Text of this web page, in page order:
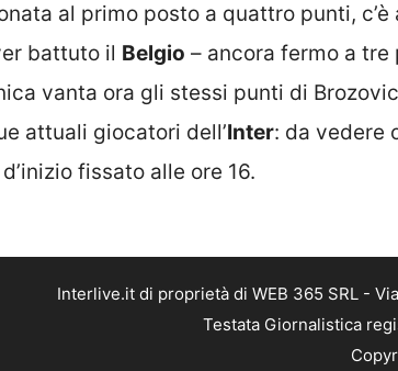
al primo posto a quattro punti, c’è
battuto il Belgio – ancora fermo a tre
vanta ora gli stessi punti di
attuali giocatori dell’Inter: da vedere
fissato alle ore 16.
Interlive.it di proprietà di WEB 365 SRL -
Testata Giornalistica